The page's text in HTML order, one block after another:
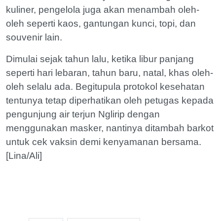
kuliner, pengelola juga akan menambah oleh-
oleh seperti kaos, gantungan kunci, topi, dan
souvenir lain.
Dimulai sejak tahun lalu, ketika libur panjang
seperti hari lebaran, tahun baru, natal, khas oleh-
oleh selalu ada. Begitupula protokol kesehatan
tentunya tetap diperhatikan oleh petugas kepada
pengunjung air terjun Nglirip dengan
menggunakan masker, nantinya ditambah barkot
untuk cek vaksin demi kenyamanan bersama.
[Lina/Ali]